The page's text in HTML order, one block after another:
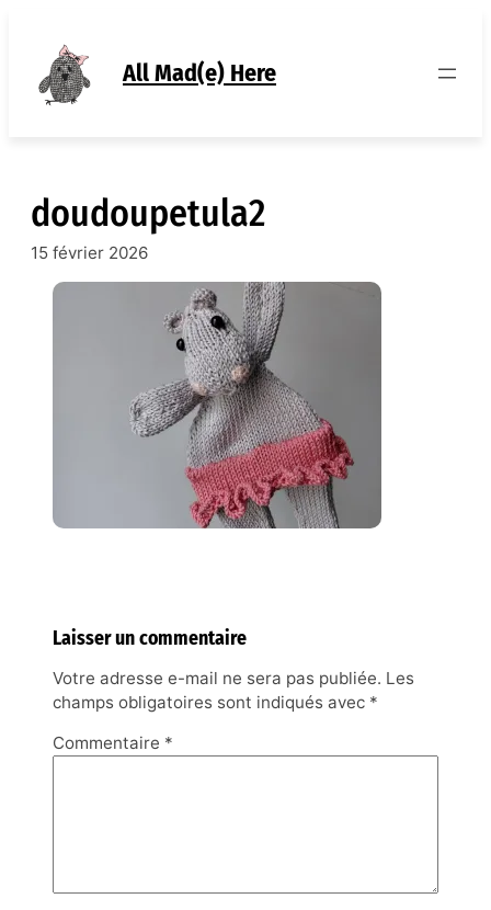
contenu
All Mad(e) Here
doudoupetula2
15 février 2026
Laisser un commentaire
Votre adresse e-mail ne sera pas publiée. Les
champs obligatoires sont indiqués avec *
Commentaire *